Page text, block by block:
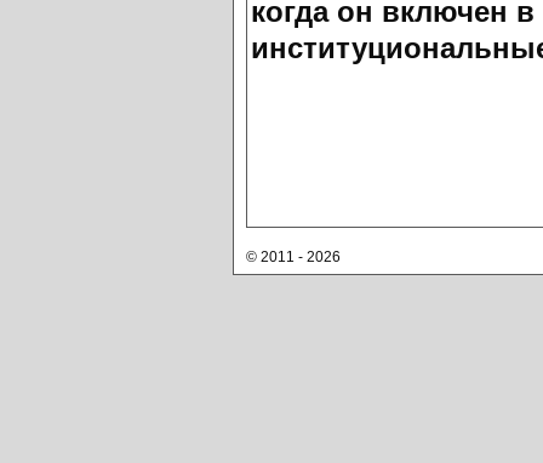
когда он включен
© 2011 - 2026